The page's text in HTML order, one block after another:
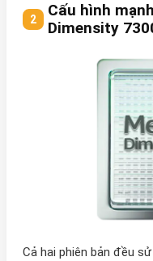
Cấu hình
Dimensity
Cả hai phiên bản đều